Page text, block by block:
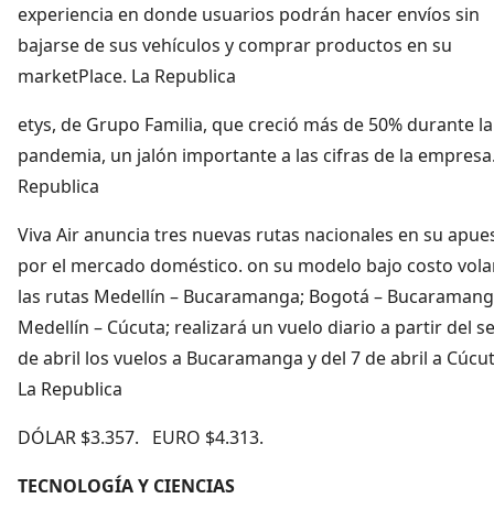
experiencia en donde usuarios podrán hacer envíos sin
bajarse de sus vehículos y comprar productos en su
marketPlace. La Republica
etys, de Grupo Familia, que creció más de 50% durante la
pandemia, un jalón importante a las cifras de la
Republica
Viva Air anuncia tres nuevas rutas nacionales en su
por el mercado doméstico. on su modelo bajo costo
las rutas Medellín – Bucaramanga; Bogotá –
Medellín – Cúcuta; realizará un vuelo diario a partir del
de abril los vuelos a Bucaramanga y del 7 de abril a
La Republica
DÓLAR $3.357. EURO $4.313.
TECNOLOGÍA Y CIENCIAS